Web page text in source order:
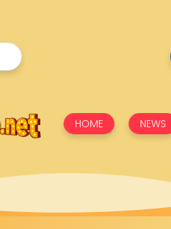
HOME NEWS